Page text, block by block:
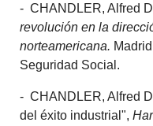
- CHANDLER, Alfred
revolución en la
norteamericana.
Seguridad Social.
- CHANDLER, Alfred
del éxito industrial",